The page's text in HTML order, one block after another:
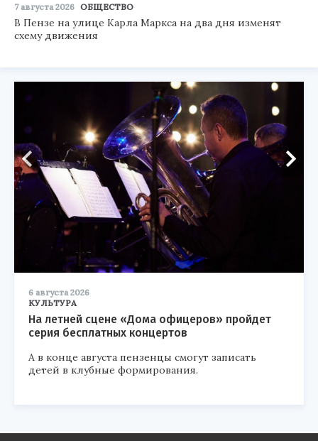
7 августа 2026 ОБЩЕСТВО
В Пензе на улице Карла Маркса на два дня изменят
схему движения
6 августа 2026
КУЛЬТУРА
На летней сцене «Дома офицеров» пройдет
серия бесплатных концертов
А в конце августа пензенцы смогут записать
детей в клубные формирования.